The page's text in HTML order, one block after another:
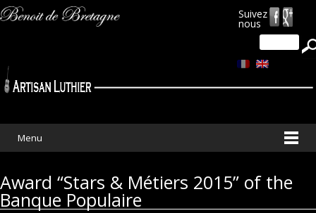
Suivez
nous
Search
Menu
Award “Stars & Métiers 2015” of the
Banque Populaire